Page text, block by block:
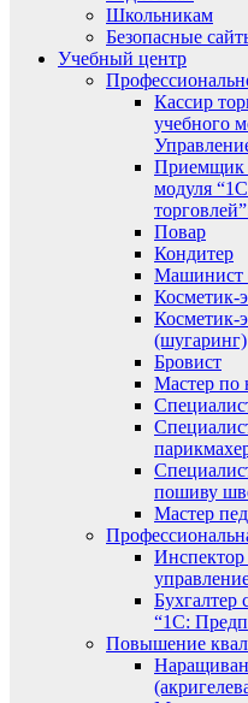
Школьникам
Безопасные
Учебный центр
Кассир
учебного
Приемщик
модуля
Повар
Кондитер
Машинист
Косметик-
Косметик-
(шугаринг)
Бровист
Мастер по
пошиву
Мастер
Инспектор
Бухгалтер
“1С:
Повышение